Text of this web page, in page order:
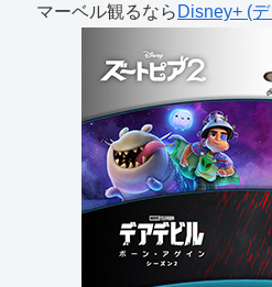
マーベル観るなら Disney+ (